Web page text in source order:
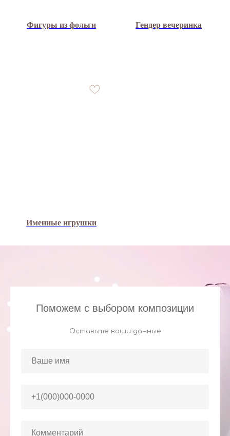
Фигуры из фольги Гендер вечеринка
Именные игрушки
Поможем с выбором композиции
Оставьте ваши данные